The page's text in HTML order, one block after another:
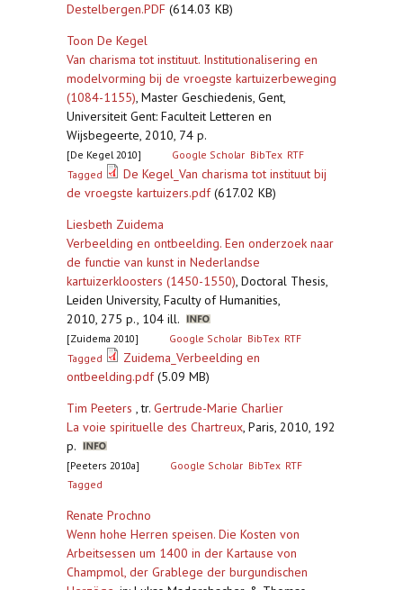
Destelbergen.PDF (614.03 KB)
Toon De Kegel
Van charisma tot instituut. Institutionalisering en
modelvorming bij de vroegste kartuizerbeweging
(1084-1155), Master Geschiedenis, Gent,
Universiteit Gent: Faculteit Letteren en
Wijsbegeerte, 2010, 74 p.
[De Kegel 2010] Google Scholar BibTex RTF
Tagged
De Kegel_Van charisma tot instituut bij
de vroegste kartuizers.pdf(617.02 KB)
Liesbeth Zuidema
Verbeelding en ontbeelding. Een onderzoek naar
de functie van kunst in Nederlandse
kartuizerkloosters (1450-1550), Doctoral Thesis,
Leiden University, Faculty of Humanities,
2010, 275 p., 104 ill.
[Zuidema 2010] Google Scholar BibTex RTF
Tagged
Zuidema_Verbeelding en
ontbeelding.pdf(5.09 MB)
Tim Peeters , tr. Gertrude-Marie Charlier
La voie spirituelle des Chartreux, Paris, 2010, 192
p.
[Peeters 2010a] Google Scholar BibTex RTF
Tagged
Renate Prochno
Wenn hohe Herren speisen. Die Kosten von
Arbeitsessen um 1400 in der Kartause von
Champmol, der Grablege der burgundischen